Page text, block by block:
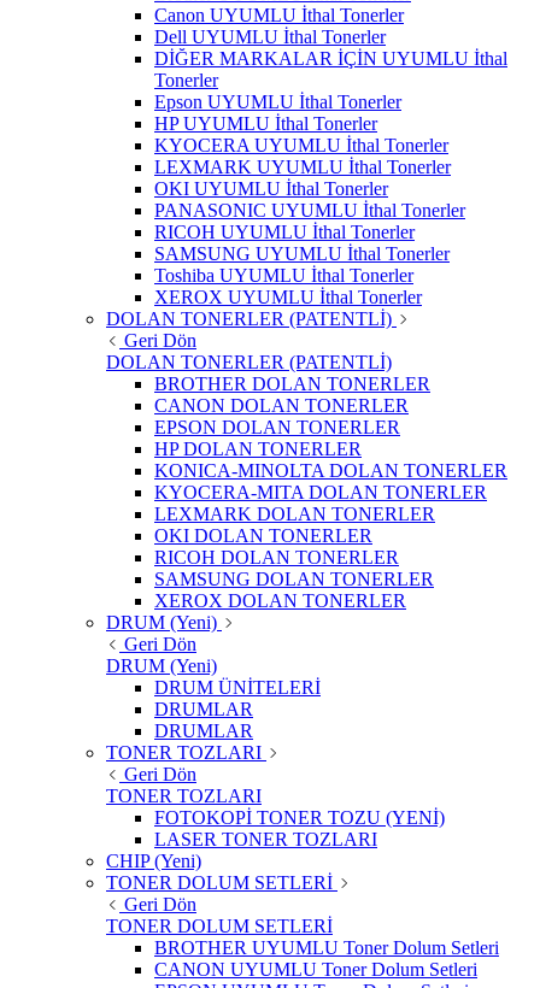
Canon UYUMLU İthal Tonerler
Dell UYUMLU İthal Tonerler
DİĞER MARKALAR İÇİN UYUMLU İthal
Tonerler
Epson UYUMLU İthal Tonerler
HP UYUMLU İthal Tonerler
KYOCERA UYUMLU İthal Tonerler
LEXMARK UYUMLU İthal Tonerler
OKI UYUMLU İthal Tonerler
PANASONIC UYUMLU İthal Tonerler
RICOH UYUMLU İthal Tonerler
SAMSUNG UYUMLU İthal Tonerler
Toshiba UYUMLU İthal Tonerler
XEROX UYUMLU İthal Tonerler
DOLAN TONERLER (PATENTLİ)
Geri Dön
DOLAN TONERLER (PATENTLİ)
BROTHER DOLAN TONERLER
CANON DOLAN TONERLER
EPSON DOLAN TONERLER
HP DOLAN TONERLER
KONICA-MINOLTA DOLAN TONERLER
KYOCERA-MITA DOLAN TONERLER
LEXMARK DOLAN TONERLER
OKI DOLAN TONERLER
RICOH DOLAN TONERLER
SAMSUNG DOLAN TONERLER
XEROX DOLAN TONERLER
DRUM (Yeni)
Geri Dön
DRUM (Yeni)
DRUM ÜNİTELERİ
DRUMLAR
DRUMLAR
TONER TOZLARI
Geri Dön
TONER TOZLARI
FOTOKOPİ TONER TOZU (YENİ)
LASER TONER TOZLARI
CHIP (Yeni)
TONER DOLUM SETLERİ
Geri Dön
TONER DOLUM SETLERİ
BROTHER UYUMLU Toner Dolum Setleri
CANON UYUMLU Toner Dolum Setleri